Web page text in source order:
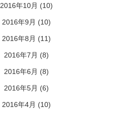
2016年10月 (10)
2016年9月 (10)
2016年8月 (11)
2016年7月 (8)
2016年6月 (8)
2016年5月 (6)
2016年4月 (10)